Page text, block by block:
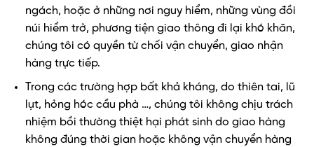
ngách, hoặc ở những nơi nguy hiểm, những vùng đồi
núi hiểm trở, phương tiện giao thông đi lại khó khăn,
chúng tôi có quyền từ chối vận chuyển, giao nhận
hàng trực tiếp.
Trong các trường hợp bất khả kháng, do thiên tai, lũ
lụt, hỏng hóc cầu phà …, chúng tôi không chịu trách
nhiệm bồi thường thiệt hại phát sinh do giao hàng
không đúng thời gian hoặc không vận chuyển hàng